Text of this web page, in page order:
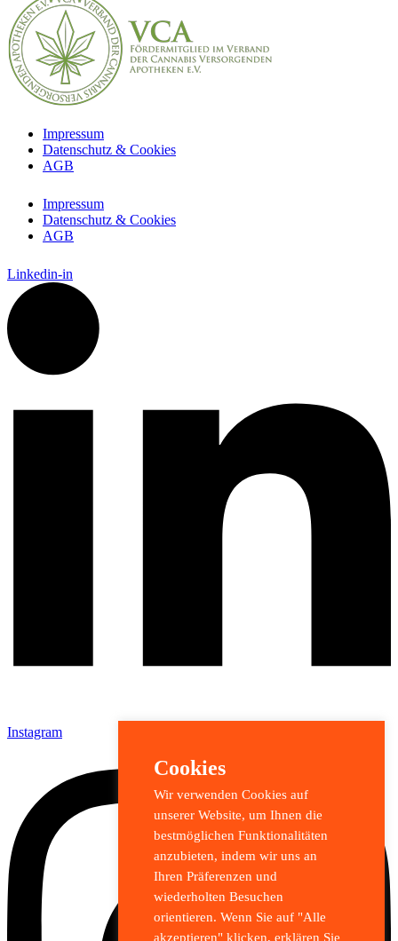
Impressum
Datenschutz & Cookies
AGB
Impressum
Datenschutz & Cookies
AGB
Linkedin-in
Instagram
Cookies
Wir verwenden Cookies auf
unserer Website, um Ihnen die
bestmöglichen Funktionalitäten
anzubieten, indem wir uns an
Ihren Präferenzen und
wiederholten Besuchen
orientieren. Wenn Sie auf "Alle
akzeptieren" klicken, erklären Sie